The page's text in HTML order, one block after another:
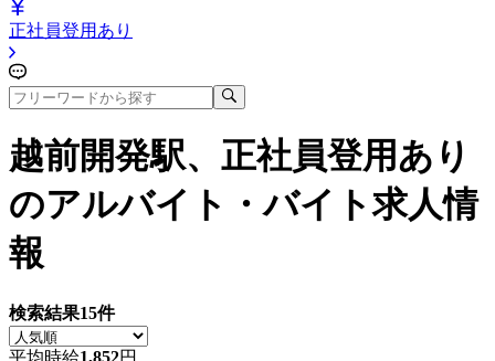
正社員登用あり
越前開発駅、正社員登用あり
のアルバイト・バイト求人情
報
検索結果15件
平均時給1,852円